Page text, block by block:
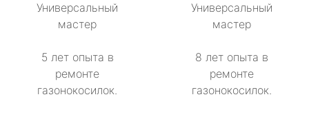
Универсальный
мастер
5 лет опыта в
ремонте
газонокосилок.
Универсальный
мастер
8 лет опыта в
ремонте
газонокосилок.